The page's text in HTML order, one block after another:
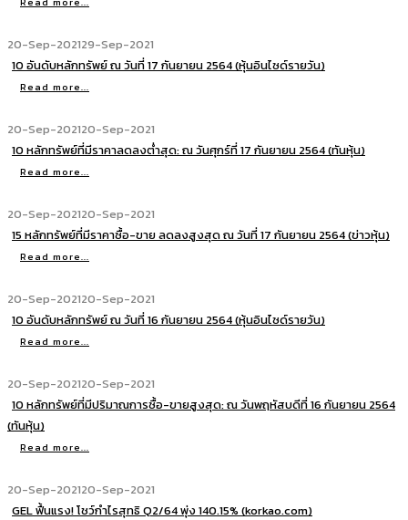
20-Sep-202129-Sep-2021
10 อันดับหลักทรัพย์ ณ วันที่ 17 กันยายน 2564 (หุ้นอินไซด์รายวัน)
Read more...
20-Sep-202120-Sep-2021
10 หลักทรัพย์ที่มีราคาลดลงต่ำสุด: ณ วันศุกร์ที่ 17 กันยายน 2564 (ทันหุ้น)
Read more...
20-Sep-202120-Sep-2021
15 หลักทรัพย์ที่มีราคาซื้อ-ขาย ลดลงสูงสุด ณ วันที่ 17 กันยายน 2564 (ข่าวหุ้น)
Read more...
20-Sep-202120-Sep-2021
10 อันดับหลักทรัพย์ ณ วันที่ 16 กันยายน 2564 (หุ้นอินไซด์รายวัน)
Read more...
20-Sep-202120-Sep-2021
10 หลักทรัพย์ที่มีปริมาณการซื้อ-ขายสูงสุด: ณ วันพฤหัสบดีที่ 16 กันยายน 2564
(ทันหุ้น)
Read more...
20-Sep-202120-Sep-2021
GEL ฟื้นแรง! โชว์กำไรสุทธิ Q2/64 พุ่ง 140.15% (korkao.com)